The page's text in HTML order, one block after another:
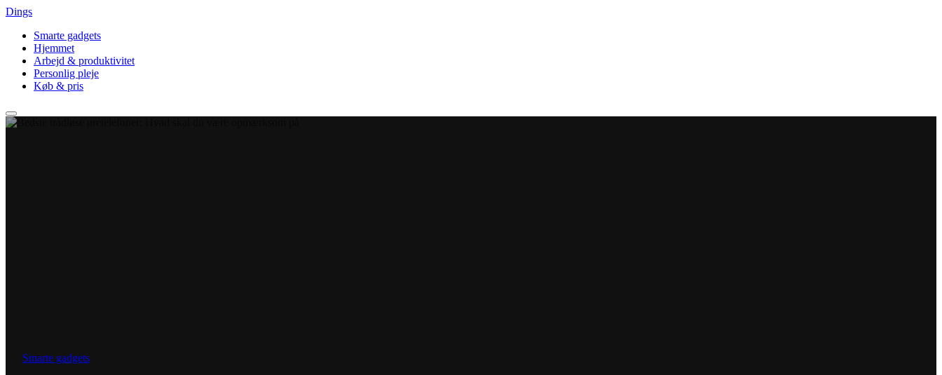
Dings
Smarte gadgets
Hjemmet
Arbejd & produktivitet
Personlig pleje
Køb & pris
Smarte gadgets